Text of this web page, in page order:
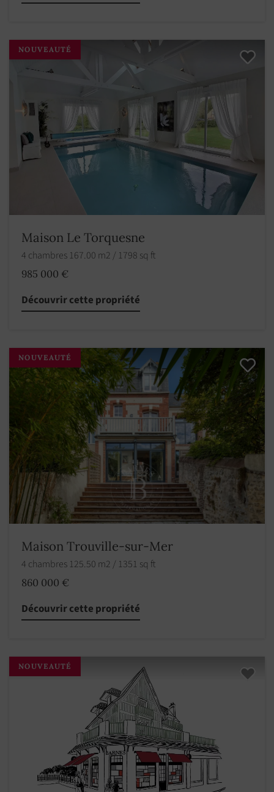
NOUVEAUTÉ
Maison Le Torquesne
4 chambres 167.00 m2 / 1798 sq ft
985 000 €
Découvrir cette propriété
NOUVEAUTÉ
Maison Trouville-sur-Mer
4 chambres 125.50 m2 / 1351 sq ft
860 000 €
Découvrir cette propriété
NOUVEAUTÉ